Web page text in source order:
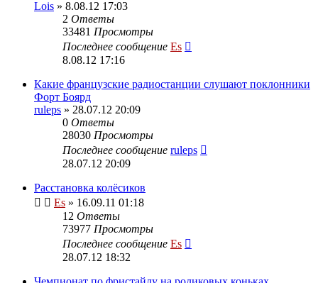
Lois » 8.08.12 17:03
2 Ответы
33481 Просмотры
Последнее сообщение Es
8.08.12 17:16
Какие французские радиостанции слушают поклонники
Форт Боярд
ruleps » 28.07.12 20:09
0 Ответы
28030 Просмотры
Последнее сообщение ruleps
28.07.12 20:09
Расстановка колёсиков
Es » 16.09.11 01:18
12 Ответы
73977 Просмотры
Последнее сообщение Es
28.07.12 18:32